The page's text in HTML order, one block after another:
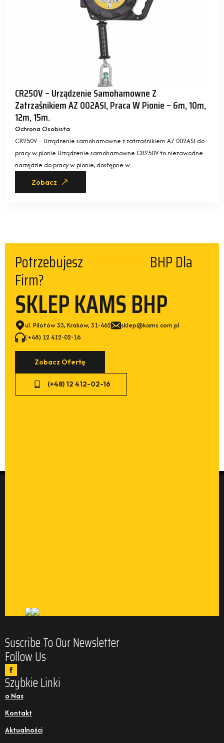
CR250V – Urządzenie Samohamowne Z
Zatrzaśnikiem AZ 002ASI, Praca W Pionie – 6m, 10m,
12m, 15m.
Ochrona Osobista
CR250V – Urządzenie samohamowne z zatrzaśnikiem AZ 002ASI do
pracy w pionie Urządzenie samohamowne CR250V to niezawodne
narzędzie do pracy w pionie, dostępne w…
Zobacz
Potrzebujesz BHP Dla
Firm?
SKLEP KAMS BHP
ul. Pilotów 33, Kraków, 31-462
sklep@kams.com.pl
(+48) 12 412-02-16
Zobacz Ofertę
(+48) 12 412-02-16
Suscribe To Our Newsletter
Follow Us
Szybkie Linki
o Nas
Kontakt
Aktualności